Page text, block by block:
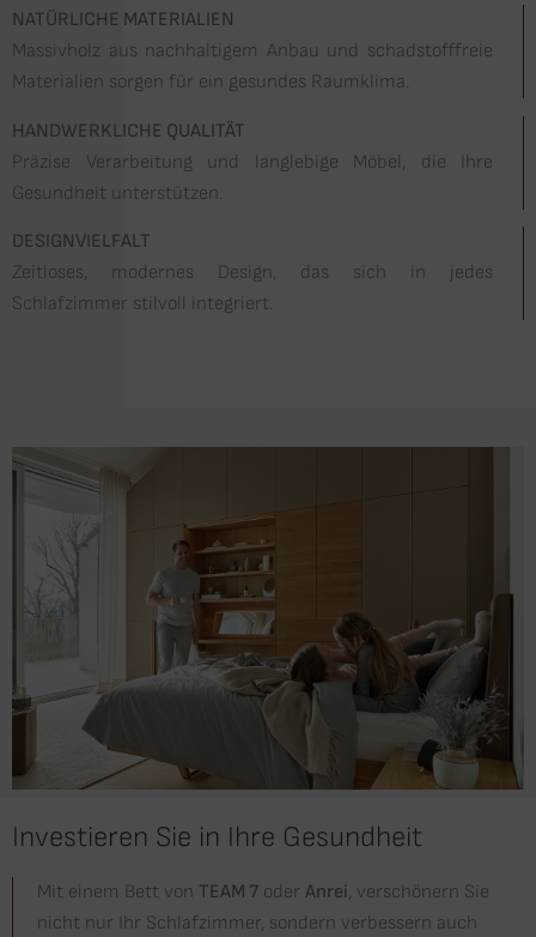
NATÜRLICHE MATERIALIEN
Massivholz aus nachhaltigem Anbau und schadstofffreie
Materialien sorgen für ein gesundes Raumklima.
HANDWERKLICHE QUALITÄT
Präzise Verarbeitung und langlebige Möbel, die Ihre
Gesundheit unterstützen.
DESIGNVIELFALT
Zeitloses, modernes Design, das sich in jedes
Schlafzimmer stilvoll integriert.
Investieren Sie in Ihre Gesundheit
Mit einem Bett von TEAM 7 oder Anrei, verschönern Sie
nicht nur Ihr Schlafzimmer, sondern verbessern auch